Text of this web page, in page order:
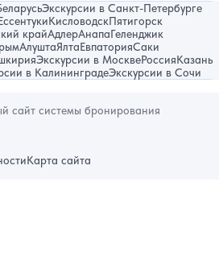
Экскурсии в Санкт-Петербурге
КисловодскПятигорск
крайАдлерАнапаГеленджик
АлуштаЯлтаЕвпаторияСаки
Экскурсии в МосквеРоссияКазань
в КалининградеЭкскурсии в Сочи
сайт системы бронирования
Карта сайта